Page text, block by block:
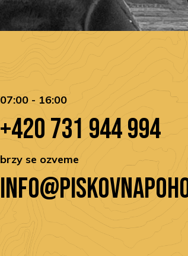
07:00 - 16:00
+420 731 944 994
brzy se ozveme